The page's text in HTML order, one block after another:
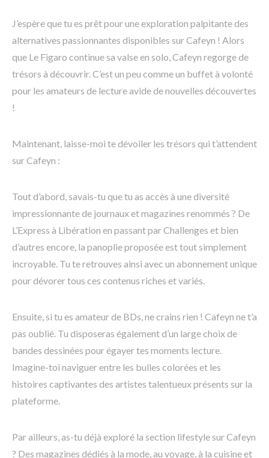
J’espère que tu es prêt pour une exploration palpitante des
alternatives passionnantes disponibles sur Cafeyn ! Alors
que Le Figaro continue sa valse en solo, Cafeyn regorge de
trésors à découvrir. C’est un peu comme un buffet à volonté
pour les amateurs de lecture avide de nouvelles découvertes
!
Maintenant, laisse-moi te dévoiler les trésors qui t’attendent
sur Cafeyn :
Tout d’abord, savais-tu que tu as accès à une diversité
impressionnante de journaux et magazines renommés ? De
L’Express à Libération en passant par Challenges et bien
d’autres encore, la panoplie proposée est tout simplement
incroyable. Tu te retrouves ainsi avec un abonnement unique
pour dévorer tous ces contenus riches et variés.
Ensuite, si tu es amateur de BDs, ne crains rien ! Cafeyn ne t’a
pas oublié. Tu disposeras également d’un large choix de
bandes dessinées pour égayer tes moments lecture.
Imagine-toi naviguer entre les bulles colorées et les
histoires captivantes des artistes talentueux présents sur la
plateforme.
Par ailleurs, as-tu déjà exploré la section lifestyle sur Cafeyn
? Des magazines dédiés à la mode, au voyage, à la cuisine et